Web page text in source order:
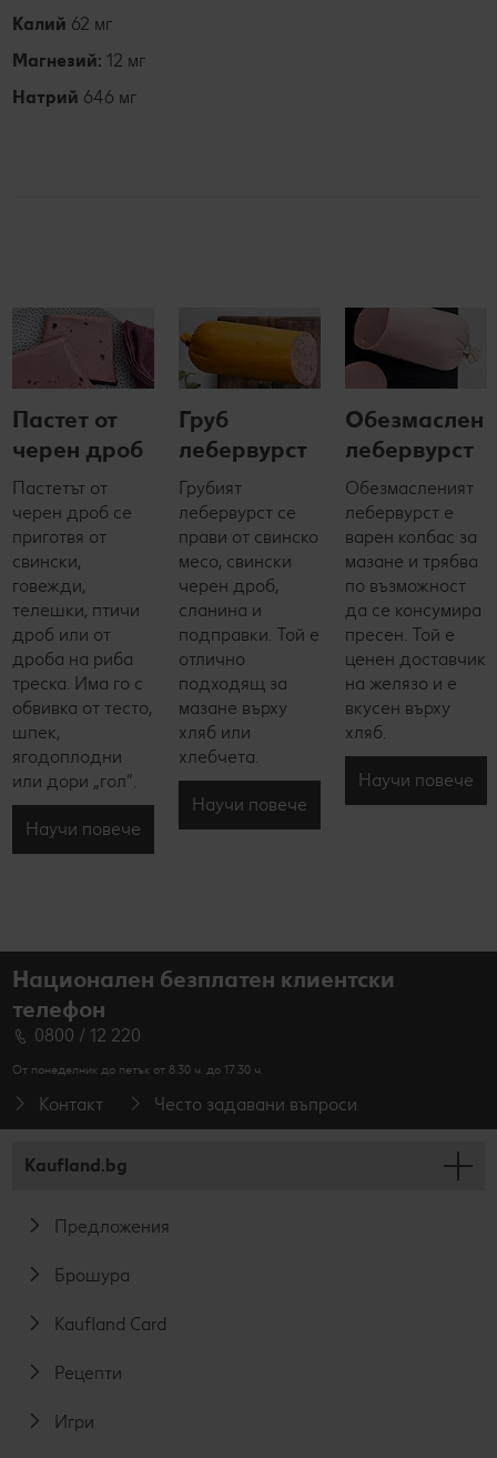
Калий 62 мг
Магнезий: 12 мг
Натрий 646 мг
Пастет от
черен дроб
Пастетът от
черен дроб се
приготвя от
свински,
говежди,
телешки, птичи
дроб или от
дроба на риба
треска. Има го с
обвивка от тесто,
шпек,
ягодоплодни
или дори „гол“.
Научи повече
Груб
лебервурст
Грубият
лебервурст се
прави от свинско
месо, свински
черен дроб,
сланина и
подправки. Той е
отлично
подходящ за
мазане върху
хляб или
хлебчета.
Научи повече
Обезмаслен
лебервурст
Обезмасленият
лебервурст е
варен колбас за
мазане и трябва
по възможност
да се консумира
пресен. Той е
ценен доставчик
на желязо и е
вкусен върху
хляб.
Научи повече
Национален безплатен клиентски
телефон
0800 / 12 220
От понеделник до петък от 8.30 ч. до 17.30 ч.
Контакт Често задавани въпроси
Kaufland.bg
Предложения
Брошура
Kaufland Card
Рецепти
Игри